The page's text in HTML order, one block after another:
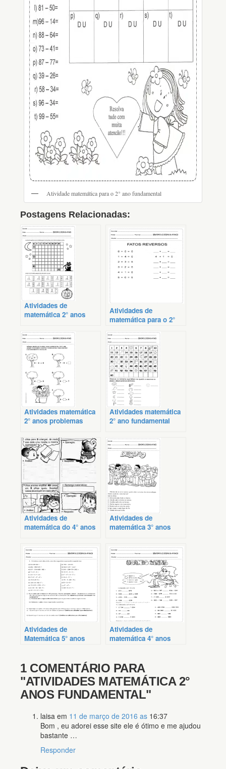
Atividade matemática para o 2° ano fundamental
Postagens Relacionadas:
Atividades de
matemática 2° anos
Atividades de
matemática para o 2°
Atividades matemática
2° anos problemas
Atividades matemática
2° ano fundamental
Atividades de
matemática do 4° anos
Atividades de
matemática 3° anos
Atividades de
Matemática 5° anos
Atividades de
matemática 4° anos
1 COMENTÁRIO PARA
"ATIVIDADES MATEMÁTICA 2°
ANOS FUNDAMENTAL"
laisa em 11 de março de 2016 as 16:37
Bom , eu adorei esse site ele é ótimo e me ajudou
bastante …
Responder